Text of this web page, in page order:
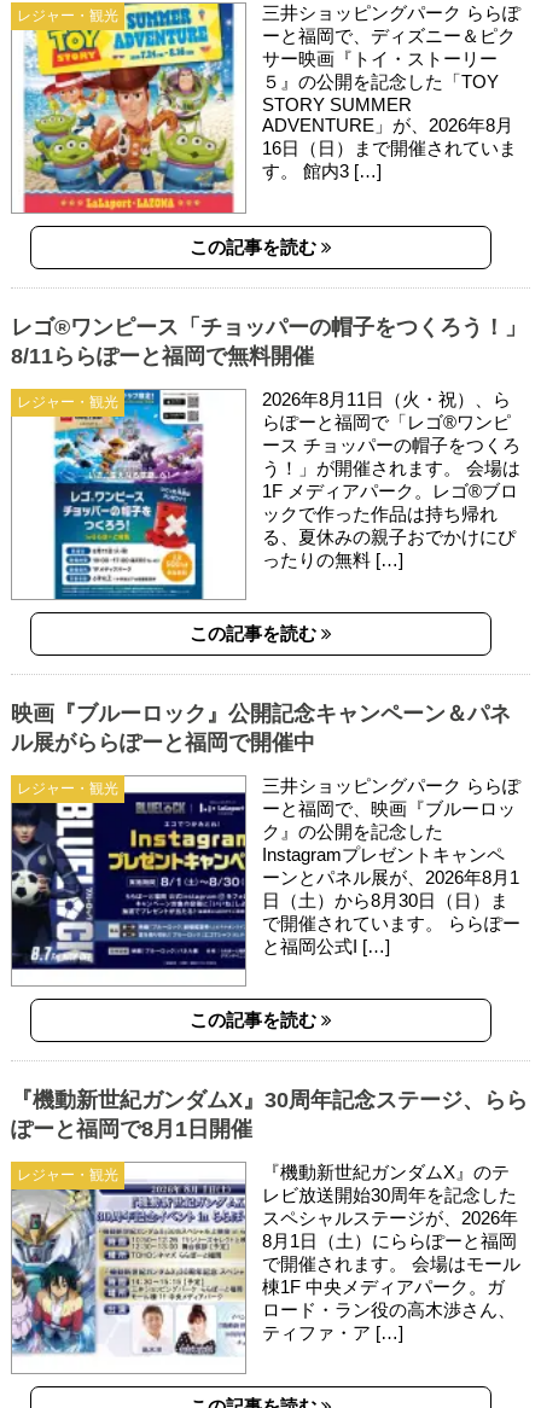
レジャー・観光
三井ショッピングパーク ららぽ
ーと福岡で、ディズニー＆ピク
サー映画『トイ・ストーリー
５』の公開を記念した「TOY
STORY SUMMER
ADVENTURE」が、2026年8月
16日（日）まで開催されていま
す。 館内3 […]
この記事を読む
レジャー・観光
レゴ®ワンピース「チョッパーの帽子をつくろう！」
8/11ららぽーと福岡で無料開催
2026年8月11日（火・祝）、ら
らぽーと福岡で「レゴ®ワンピ
ース チョッパーの帽子をつくろ
う！」が開催されます。 会場は
1F メディアパーク。レゴ®ブロ
ックで作った作品は持ち帰れ
る、夏休みの親子おでかけにぴ
ったりの無料 […]
この記事を読む
レジャー・観光
映画『ブルーロック』公開記念キャンペーン＆パネ
ル展がららぽーと福岡で開催中
三井ショッピングパーク ららぽ
ーと福岡で、映画『ブルーロッ
ク』の公開を記念した
Instagramプレゼントキャンペ
ーンとパネル展が、2026年8月1
日（土）から8月30日（日）ま
で開催されています。 ららぽー
と福岡公式I […]
この記事を読む
レジャー・観光
『機動新世紀ガンダムX』30周年記念ステージ、らら
ぽーと福岡で8月1日開催
『機動新世紀ガンダムX』のテ
レビ放送開始30周年を記念した
スペシャルステージが、2026年
8月1日（土）にららぽーと福岡
で開催されます。 会場はモール
棟1F 中央メディアパーク。ガ
ロード・ラン役の高木渉さん、
ティファ・ア […]